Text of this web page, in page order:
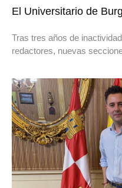
El Universitario de
Tras tres años de
redactores, nuevas